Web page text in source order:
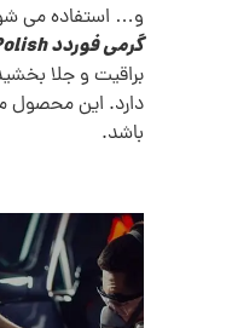
و… استفاده می
گرمی فوردد 4DAD Black Polish
براقیت و جلا
دارد. این
باشد.